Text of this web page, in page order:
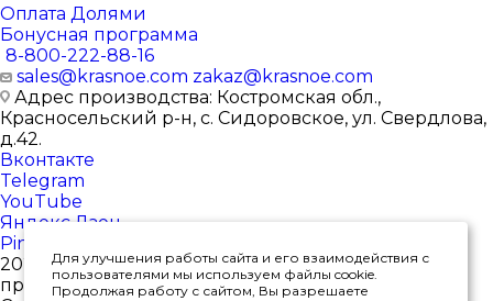
Оплата Долями
Бонусная программа
8-800-222-88-16
sales@krasnoe.com zakaz@krasnoe.com
Адрес производства: Костромская обл.,
Красносельский р-н, с. Сидоровское, ул. Свердлова,
д.42.
Вконтакте
Telegram
YouTube
Яндекс.Дзен
Pinterest
2026 © Интернет-магазин ювелирных изделий от
производителя
Для улучшения работы сайта и его взаимодействия с
пользователями мы используем файлы cookie.
Продолжая работу с сайтом, Вы разрешаете